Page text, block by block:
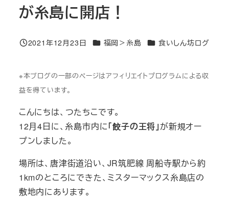
が糸島に開店！
投稿日
2021年12月23日 カテゴリー
福岡＞糸島 カテゴリー
食いしん坊ログ
※本ブログの一部のページはアフィリエイトプログラムによる収
益を得ています。
こんにちは、つたちこです。
12月4日に、糸島市内に「餃子の王将」が新規オー
プンしました。
場所は、唐津街道沿い、JR筑肥線 周船寺駅から約
1kmのところにできた、ミスターマックス糸島店の
敷地内にあります。